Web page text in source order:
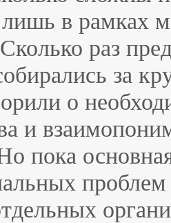
в рамках
раз
за
о
и
пока